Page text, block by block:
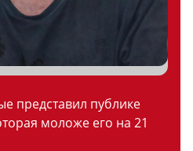
представил публике
моложе его на 21